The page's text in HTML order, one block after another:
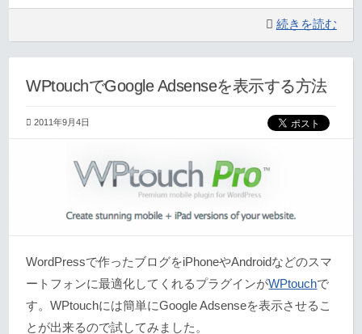
続きを読む
WPtouchでGoogle Adsenseを表示する方法
2011年9月4日
WordPressで作ったブログをiPhoneやAndroidなどのスマ
ートフォンに最適化してくれるプラグインがWPtouchで
す。WPtouchには簡単にGoogle Adsenseを表示させるこ
とが出来るので試してみました。